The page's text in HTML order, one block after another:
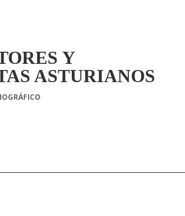
Y
ASTURIANOS